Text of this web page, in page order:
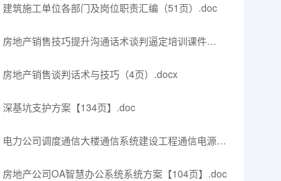
建筑施工单位各部门及岗位职责汇编（51页）.doc
房地产销售技巧提升沟通话术谈判逼定培训课件
（144页）.ppt
房地产销售谈判话术与技巧（4页）.docx
深基坑支护方案【134页】.doc
电力公司调度通信大楼通信系统建设工程通信电源施
工措施及方案【52页】.docx
房地产公司OA智慧办公系统系统方案【104页】.doc